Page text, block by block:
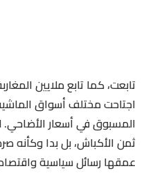
تابعت، كما تابع ملايين
اجتاحت مختلف أسواق
المسبوق في أسعار الأضاحي.
ثمن الأكباش، بل بدا وكأنه
عمقها رسائل سياسية